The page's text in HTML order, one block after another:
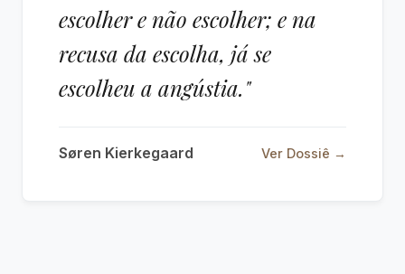
escolher e não escolher; e na
recusa da escolha, já se
escolheu a angústia."
Søren Kierkegaard Ver Dossiê →